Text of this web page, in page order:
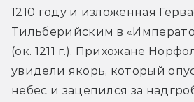
1210 году и изложенная
Тильберийским в
(ок. 1211 г.). Прихожане
увидели якорь, который
небес и зацепился за